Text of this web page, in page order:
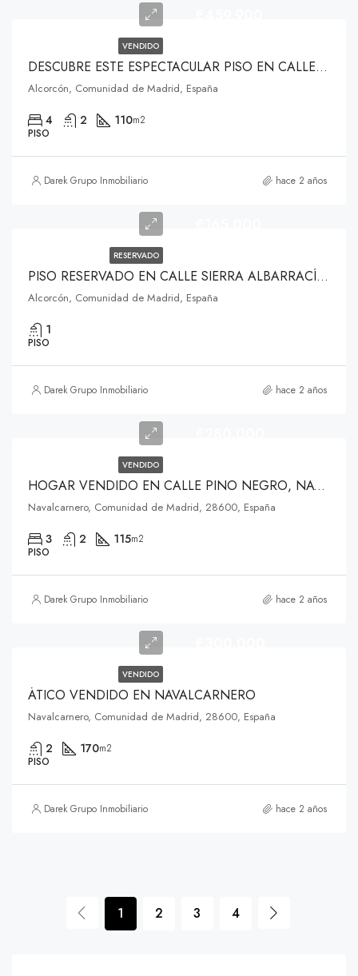
VENDIDO
DESCUBRE ESTE ESPECTACULAR PISO EN CALLE LOS ARCES, ALCORCÓN
Alcorcón, Comunidad de Madrid, España
4 2 110m2
PISO
Darek Grupo Inmobiliario hace 2 años
RESERVADO
PISO RESERVADO EN CALLE SIERRA ALBARRACÍN , ALCORCON
Alcorcón, Comunidad de Madrid, España
1
PISO
Darek Grupo Inmobiliario hace 2 años
VENDIDO
HOGAR VENDIDO EN CALLE PINO NEGRO, NAVALCARNERO
Navalcarnero, Comunidad de Madrid, 28600, España
3 2 115m2
PISO
Darek Grupo Inmobiliario hace 2 años
VENDIDO
ÁTICO VENDIDO EN NAVALCARNERO
Navalcarnero, Comunidad de Madrid, 28600, España
2 170m2
PISO
Darek Grupo Inmobiliario hace 2 años
1 2 3 4